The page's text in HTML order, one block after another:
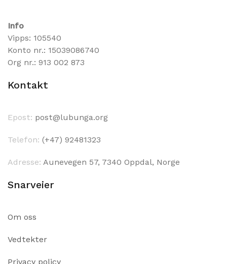
Info
Vipps: 105540
Konto nr.: 15039086740
Org nr.: 913 002 873
Kontakt
Epost: post@lubunga.org
Telefon: (+47) 92481323
Adresse: Aunevegen 57, 7340 Oppdal, Norge
Snarveier
Om oss
Vedtekter
Privacy policy